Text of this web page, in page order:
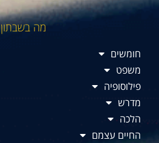
מה בשבתון
חומשים
משפט
פילוסופיה
מדרש
הלכה
החיים עצמם